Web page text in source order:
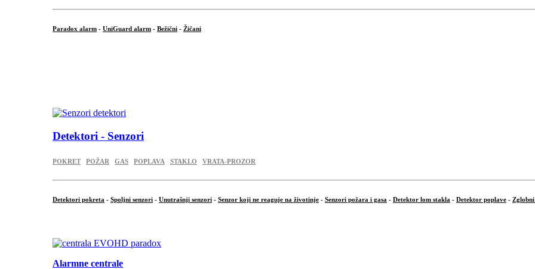
Paradox alarm - UniGuard alarm - Bežični - Žičani
Detektori - Senzori
POKRET POŽAR GAS POPLAVA STAKLO VRATA-PROZOR
Detektori pokreta - Spoljni senzori - Unutrašnji senzori - Senzor koji ne reaguje na životinje - Senzori požara i gasa - Detektor lom stakla - Detektor poplave - Zglobni
Alarmne centrale